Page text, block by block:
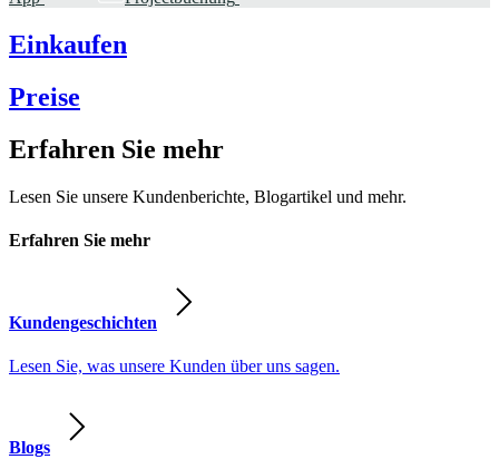
Einkaufen
Preise
Erfahren Sie mehr
Lesen Sie unsere Kundenberichte, Blogartikel und mehr.
Erfahren Sie mehr
Kundengeschichten
Lesen Sie, was unsere Kunden über uns sagen.
Blogs